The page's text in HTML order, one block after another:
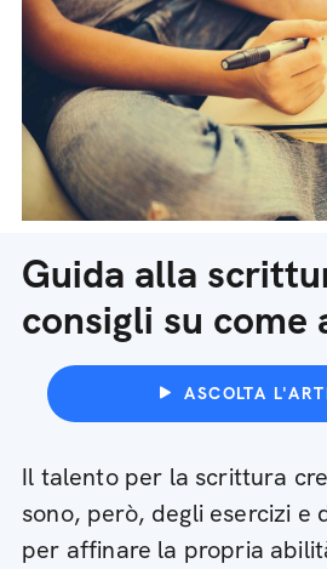
Guida alla
consigli su come
ASCOLTA
Il talento per la scrittura
sono, però, degli esercizi e
per affinare la propria